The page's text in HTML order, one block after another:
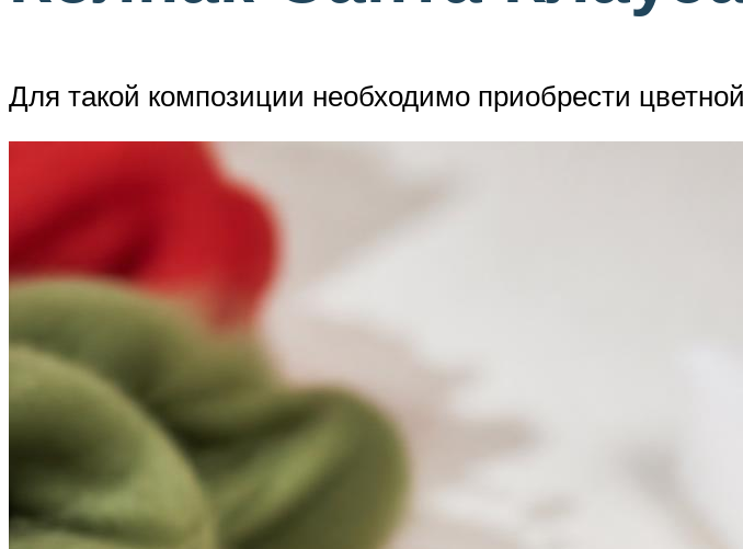
Для такой композиции необходимо приобрести